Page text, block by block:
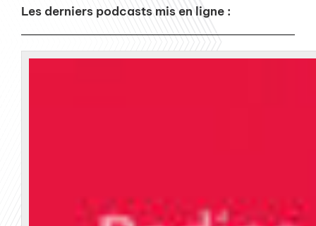
Les derniers podcasts mis en ligne :